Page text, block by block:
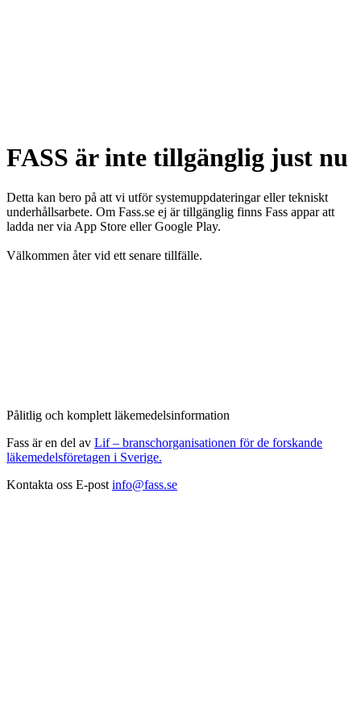
FASS är inte tillgänglig just nu
Detta kan bero på att vi utför systemuppdateringar eller tekniskt
underhållsarbete. Om Fass.se ej är tillgänglig finns Fass appar att
ladda ner via App Store eller Google Play.
Välkommen åter vid ett senare tillfälle.
Pålitlig och komplett läkemedelsinformation
Fass är en del av Lif – branschorganisationen för de forskande
läkemedelsföretagen i Sverige.
Kontakta oss E-post info@fass.se